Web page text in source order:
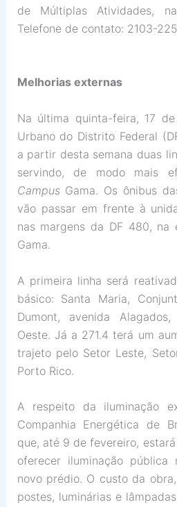
de Múltiplas Atividades,
Telefone de contato: 2103-
Melhorias externas
Na última quinta-feira, 17
Urbano do Distrito Federal
a partir desta semana duas
servindo, de modo mais
CampusGama. Os ônibus
vão passar em frente à
nas margens da DF 480,
Gama.
A primeira linha será
básico: Santa Maria,
Dumont, avenida
Oeste. Já a 271.4 terá um
trajeto pelo Setor Leste,
Porto Rico.
A respeito da iluminação
Companhia Energética de
que, até 9 de fevereiro,
oferecer iluminação
novo prédio. O custo da
postes, luminárias e